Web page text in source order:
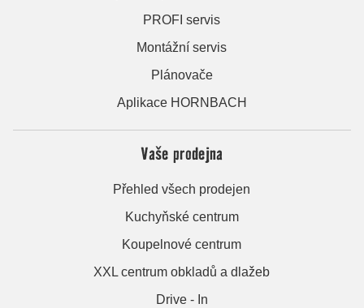
PROFI servis
Montážní servis
Plánovače
Aplikace HORNBACH
Vaše prodejna
Přehled všech prodejen
Kuchyňské centrum
Koupelnové centrum
XXL centrum obkladů a dlažeb
Drive - In